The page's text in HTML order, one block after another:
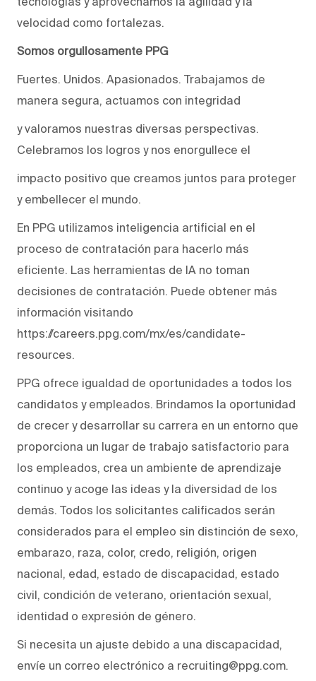
velocidad como fortalezas.
Somos orgullosamente PPG
Fuertes. Unidos. Apasionados. Trabajamos de
manera segura, actuamos con integridad
y valoramos nuestras diversas perspectivas.
Celebramos los logros y nos enorgullece el
impacto positivo que creamos juntos para proteger
y embellecer el mundo.
En PPG utilizamos inteligencia artificial en el
proceso de contratación para hacerlo más
eficiente. Las herramientas de IA no toman
decisiones de contratación. Puede obtener más
información visitando
https://careers.ppg.com/mx/es/candidate-
resources.
PPG ofrece igualdad de oportunidades a todos los
candidatos y empleados. Brindamos la oportunidad
de crecer y desarrollar su carrera en un entorno que
proporciona un lugar de trabajo satisfactorio para
los empleados, crea un ambiente de aprendizaje
continuo y acoge las ideas y la diversidad de los
demás. Todos los solicitantes calificados serán
considerados para el empleo sin distinción de sexo,
embarazo, raza, color, credo, religión, origen
nacional, edad, estado de discapacidad, estado
civil, condición de veterano, orientación sexual,
identidad o expresión de género.
Si necesita un ajuste debido a una discapacidad,
envíe un correo electrónico a recruiting@ppg.com.